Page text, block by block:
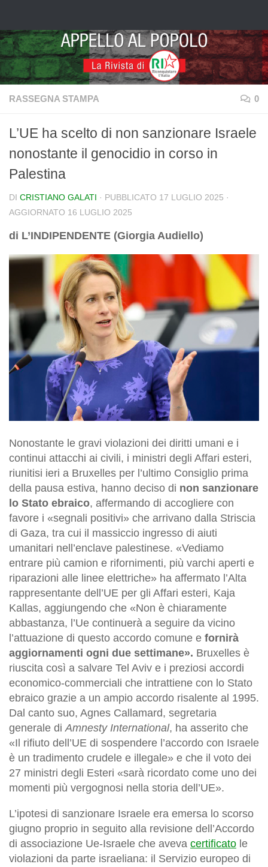
RASSEGNA STAMPA 0
L’UE ha scelto di non sanzionare Israele
nonostante il genocidio in corso in
Palestina
DI CRISTIANO GALATI · PUBBLICATO 17 LUGLIO 2025 ·
AGGIORNATO 16 LUGLIO 2025
di L’INDIPENDENTE (Giorgia Audiello)
Nonostante le gravi violazioni dei diritti umani e i
continui attacchi ai civili, i ministri degli Affari esteri,
riunitisi ieri a Bruxelles per l’ultimo Consiglio prima
della pausa estiva, hanno deciso di non sanzionare
lo Stato ebraico, affermando di accogliere con
favore i «segnali positivi» che arrivano dalla Striscia
di Gaza, tra cui il massiccio ingresso di aiuti
umanitari nell’enclave palestinese. «Vediamo
entrare più camion e rifornimenti, più varchi aperti e
riparazioni alle linee elettriche» ha affermato l’Alta
rappresentante dell’UE per gli Affari esteri, Kaja
Kallas, aggiungendo che «Non è chiaramente
abbastanza, l’Ue continuerà a seguire da vicino
l’attuazione di questo accordo comune e fornirà
aggiornamenti ogni due settimane». Bruxelles è
riuscita così a salvare Tel Aviv e i preziosi accordi
economico-commerciali che intrattiene con lo Stato
ebraico grazie a un ampio accordo risalente al 1995.
Dal canto suo, Agnes Callamard, segretaria
generale diAmnesty International, ha asserito che
«Il rifiuto dell’UE di sospendere l’accordo con Israele
è un tradimento crudele e illegale» e che il voto dei
27 ministri degli Esteri «sarà ricordato come uno dei
momenti più vergognosi nella storia dell’UE».
L’ipotesi di sanzionare Israele era emersa lo scorso
giugno proprio in seguito alla revisione dell’Accordo
di associazione Ue-Israele che aveva certificato le
violazioni da parte israeliana: il Servizio europeo di